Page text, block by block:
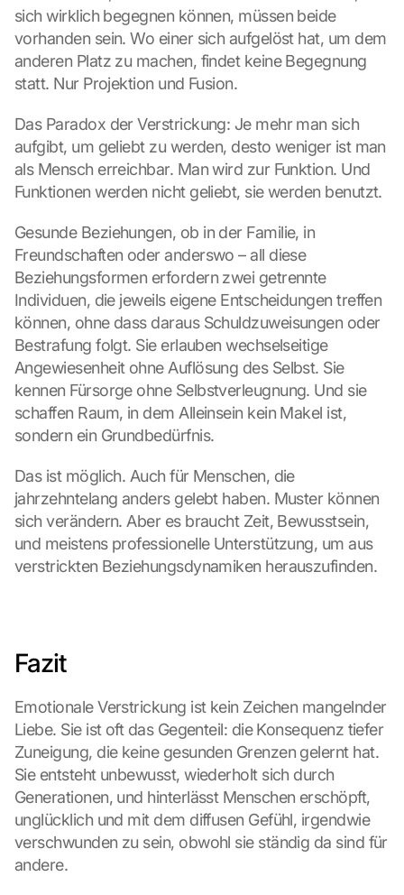
sich wirklich begegnen können, müssen beide
vorhanden sein. Wo einer sich aufgelöst hat, um dem
anderen Platz zu machen, findet keine Begegnung
statt. Nur Projektion und Fusion.
Das Paradox der Verstrickung: Je mehr man sich
aufgibt, um geliebt zu werden, desto weniger ist man
als Mensch erreichbar. Man wird zur Funktion. Und
Funktionen werden nicht geliebt, sie werden benutzt.
Gesunde Beziehungen, ob in der Familie, in
Freundschaften oder anderswo – all diese
Beziehungsformen erfordern zwei getrennte
Individuen, die jeweils eigene Entscheidungen treffen
können, ohne dass daraus Schuldzuweisungen oder
Bestrafung folgt. Sie erlauben wechselseitige
Angewiesenheit ohne Auflösung des Selbst. Sie
kennen Fürsorge ohne Selbstverleugnung. Und sie
schaffen Raum, in dem Alleinsein kein Makel ist,
sondern ein Grundbedürfnis.
Das ist möglich. Auch für Menschen, die
jahrzehntelang anders gelebt haben. Muster können
sich verändern. Aber es braucht Zeit, Bewusstsein,
und meistens professionelle Unterstützung, um aus
verstrickten Beziehungsdynamiken herauszufinden.
Fazit
Emotionale Verstrickung ist kein Zeichen mangelnder
Liebe. Sie ist oft das Gegenteil: die Konsequenz tiefer
Zuneigung, die keine gesunden Grenzen gelernt hat.
Sie entsteht unbewusst, wiederholt sich durch
Generationen, und hinterlässt Menschen erschöpft,
unglücklich und mit dem diffusen Gefühl, irgendwie
verschwunden zu sein, obwohl sie ständig da sind für
andere.
a
r
t
e
.
D
a
b
w
e
r
d
e
n
t
e
n
n
G
o
g
l
r
g
e
n
u
n
C